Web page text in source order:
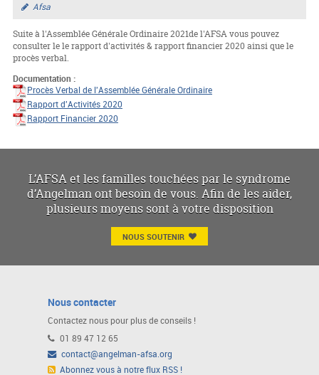
Afsa
Suite à l'Assemblée Générale Ordinaire 2021de l'AFSA vous pouvez
consulter le le rapport d'activités & rapport financier 2020 ainsi que le
procès verbal.
Documentation :
Procès Verbal de l'Assemblée Générale Ordinaire
Rapport d'Activités 2020
Rapport Financier 2020
L’AFSA et les familles touchées par le syndrome
d’Angelman ont besoin de vous. Afin de les aider,
plusieurs moyens sont à votre disposition
NOUS SOUTENIR
Nous contacter
Contactez nous pour plus de conseils !
01 89 47 12 65
contact@angelman-afsa.org
Abonnez vous à notre flux RSS !